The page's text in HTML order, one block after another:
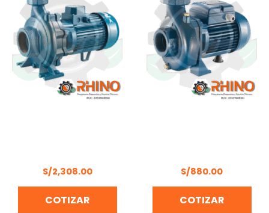
S/2,308.00
COTIZAR
S/880.00
COTIZAR